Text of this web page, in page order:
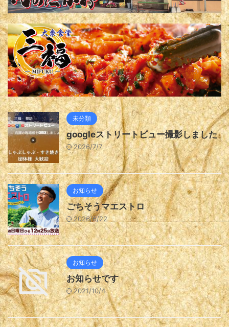
未分類
googleストリートビュー撮影しました
2026/7/7
お知らせ
ごちそうマエストロ
2026/6/22
お知らせ
お知らせです
2021/10/4